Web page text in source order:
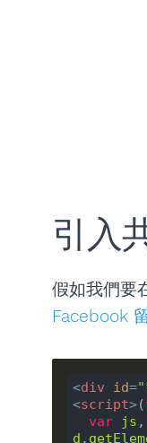
引入
假如我們要
Facebook
<div id=
<script>(
var
js ,
d .